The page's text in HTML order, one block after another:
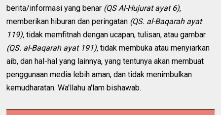
berita/informasi yang benar (QS Al-Hujurat ayat 6),
memberikan hiburan dan peringatan (QS. al-Baqarah ayat
119), tidak memfitnah dengan ucapan, tulisan, atau gambar
(QS. al-Baqarah ayat 191), tidak membuka atau menyiarkan
aib, dan hal-hal yang lainnya, yang tentunya akan membuat
penggunaan media lebih aman, dan tidak menimbulkan
kemudharatan. Wa'llahu a'lam bishawab.